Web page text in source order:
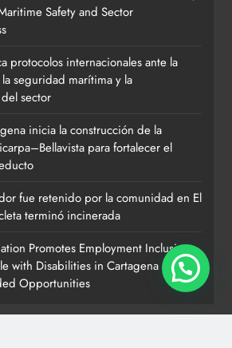
Safety and Sector
protocolos internacionales ante la
seguridad marítima y la
sector
inicia la construcción de la
para fortalecer el
fue retenido por la comunidad en El
terminó incinerada
Promotes Employment Inclusion
with Disabilities in Cartagena and
Opportunities